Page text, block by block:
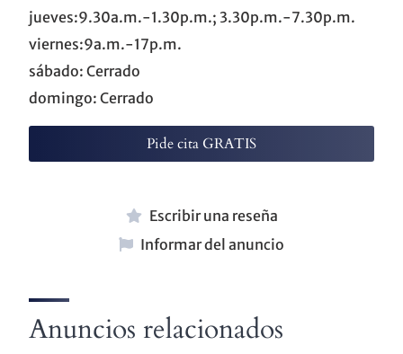
jueves:9.30a.m.-1.30p.m.; 3.30p.m.-7.30p.m.
viernes:9a.m.-17p.m.
sábado: Cerrado
domingo: Cerrado
Pide cita GRATIS
Escribir una reseña
Informar del anuncio
Anuncios relacionados